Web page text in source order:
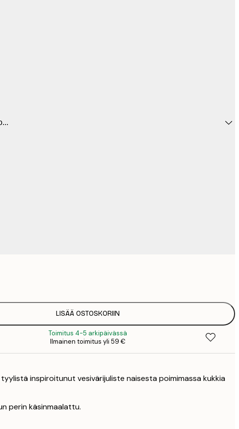
LISÄÄ OSTOSKORIIN
Toimitus 4-5 arkipäivässä
Ilmainen toimitus yli 59 €
inspiroitunut vesivärijuliste naisesta poimimassa kukkia
perin käsinmaalattu.